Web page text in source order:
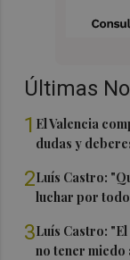
Últimas
1 El Valencia
dudas y
2Luís Castro:
luchar por
3Luís Castro:
no tener miedo